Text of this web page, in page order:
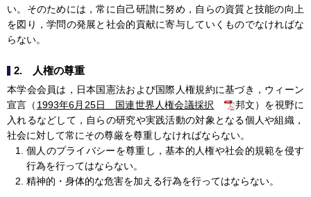
い。そのためには，常に自己研讃に努め，自らの資質と技能の向上
を図り，学問の発展と社会的貢献に寄与していくものでなければな
らない。
2. 人権の尊重
本学会会員は，日本国憲法および国際人権規約に基づき，ウィーン
宣言（ 1993年6月25日 国連世界人権会議採択
邦文）を視野に
入れるなどして，自らの研究や実践活動の対象となる個人や組織，
社会に対して常にその尊厳を尊重しなければならない。
個人のプライバシーを尊重し，基本的人権や社会的規範を侵す
行為を行ってはならない。
精神的・身体的な危害を加える行為を行ってはならない。